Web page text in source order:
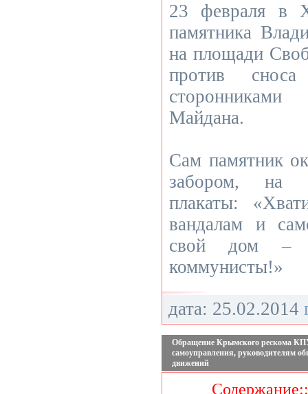
23 февраля в
памятника
на площади
против
Майдана.
Сам памятник
забором, на
плакаты:
вандалам и
свой дом –
коммунисты!»
дата: 25.02.2014
Обращение Крымского рескома
самоуправления, руководителям
движений